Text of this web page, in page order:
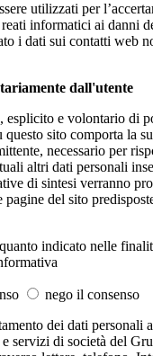
utilizzati per
informatici ai danni
i dati sui contatti web
dall'utente
esplicito e volontario di
sito comporta la
necessario per
altri dati personali
di sintesi verranno
pagine del sito
indicato nelle
nego il consenso
dei dati personali
servizi di società del